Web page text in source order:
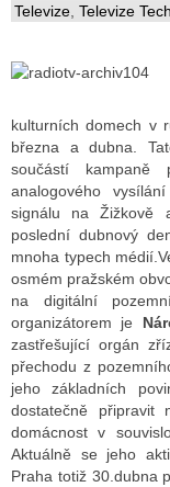
RADIA
VYSÍLAČE
TELEVIZE
TELEVIZÍ
VYSÍLAČE
INTERNET
RÁDIA
Televize Televize
kulturních domech v
března a dubna.
součástí kampaně
analogového
signálu na Žižkově
poslední dubnový
mnoha typech
osmém pražském
na digitální
organizátorem je
zastřešující orgán
přechodu z
jeho základních
dostatečně připravit
domácnost v
Aktuálně se jeho
Praha totiž 30.dubna